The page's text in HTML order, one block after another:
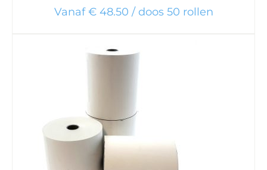
Vanaf € 48.50 / doos 50 rollen